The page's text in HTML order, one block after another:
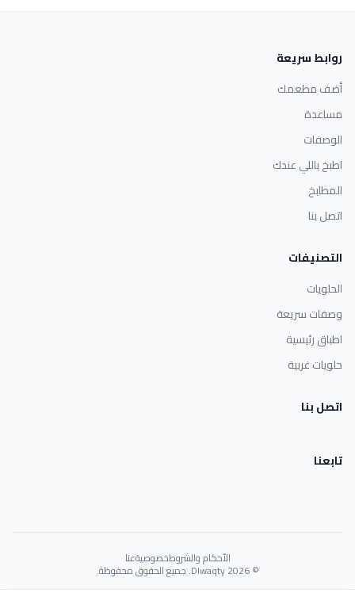
روابط سريعة
أضف مطعمك
مساعدة
الوصفات
اطبخ باللي عندك
المطابخ
اتصل بنا
التصنيفات
الحلويات
وصفات سريعة
اطباق رئيسية
حلويات غربية
اتصل بنا
تابعنا
الأحكام والشروطخصوصيةعنا
© 2026 Dlwaqty. جميع الحقوق محفوظة.